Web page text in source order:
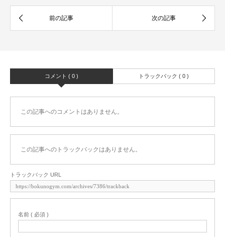
コメント ( 0 ) トラックバック ( 0 )
この記事へのコメントはありません。
この記事へのトラックバックはありません。
トラックバック URL
名前 ( 必須 )